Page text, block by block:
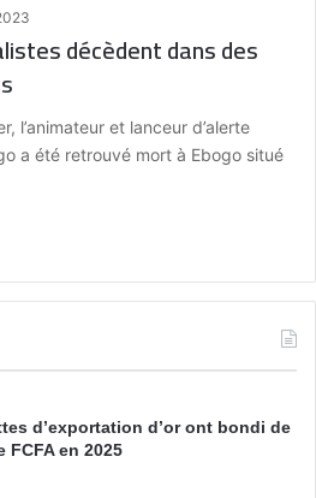
décèdent dans des
l’animateur et lanceur d’alerte
a été retrouvé mort à Ebogo situé
d’exportation d’or ont bondi de
FCFA en 2025